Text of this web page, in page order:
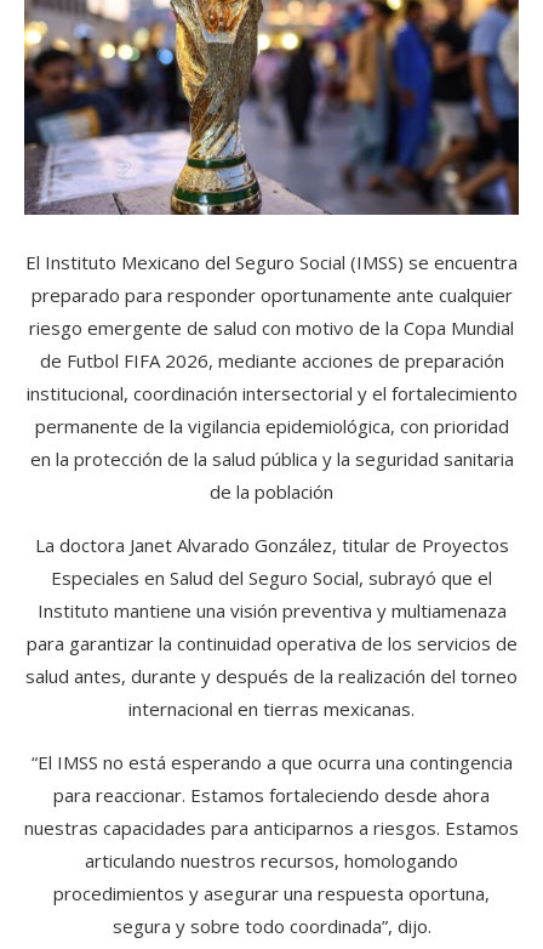
El Instituto Mexicano del Seguro Social (IMSS) se encuentra
preparado para responder oportunamente ante cualquier
riesgo emergente de salud con motivo de la Copa Mundial
de Futbol FIFA 2026, mediante acciones de preparación
institucional, coordinación intersectorial y el fortalecimiento
permanente de la vigilancia epidemiológica, con prioridad
en la protección de la salud pública y la seguridad sanitaria
de la población
La doctora Janet Alvarado González, titular de Proyectos
Especiales en Salud del Seguro Social, subrayó que el
Instituto mantiene una visión preventiva y multiamenaza
para garantizar la continuidad operativa de los servicios de
salud antes, durante y después de la realización del torneo
internacional en tierras mexicanas.
“El IMSS no está esperando a que ocurra una contingencia
para reaccionar. Estamos fortaleciendo desde ahora
nuestras capacidades para anticiparnos a riesgos. Estamos
articulando nuestros recursos, homologando
procedimientos y asegurar una respuesta oportuna,
segura y sobre todo coordinada”, dijo.